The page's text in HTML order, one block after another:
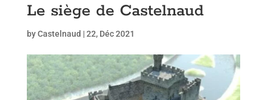
Le siège de Castelnaud
byCastelnaud |22, Déc 2021